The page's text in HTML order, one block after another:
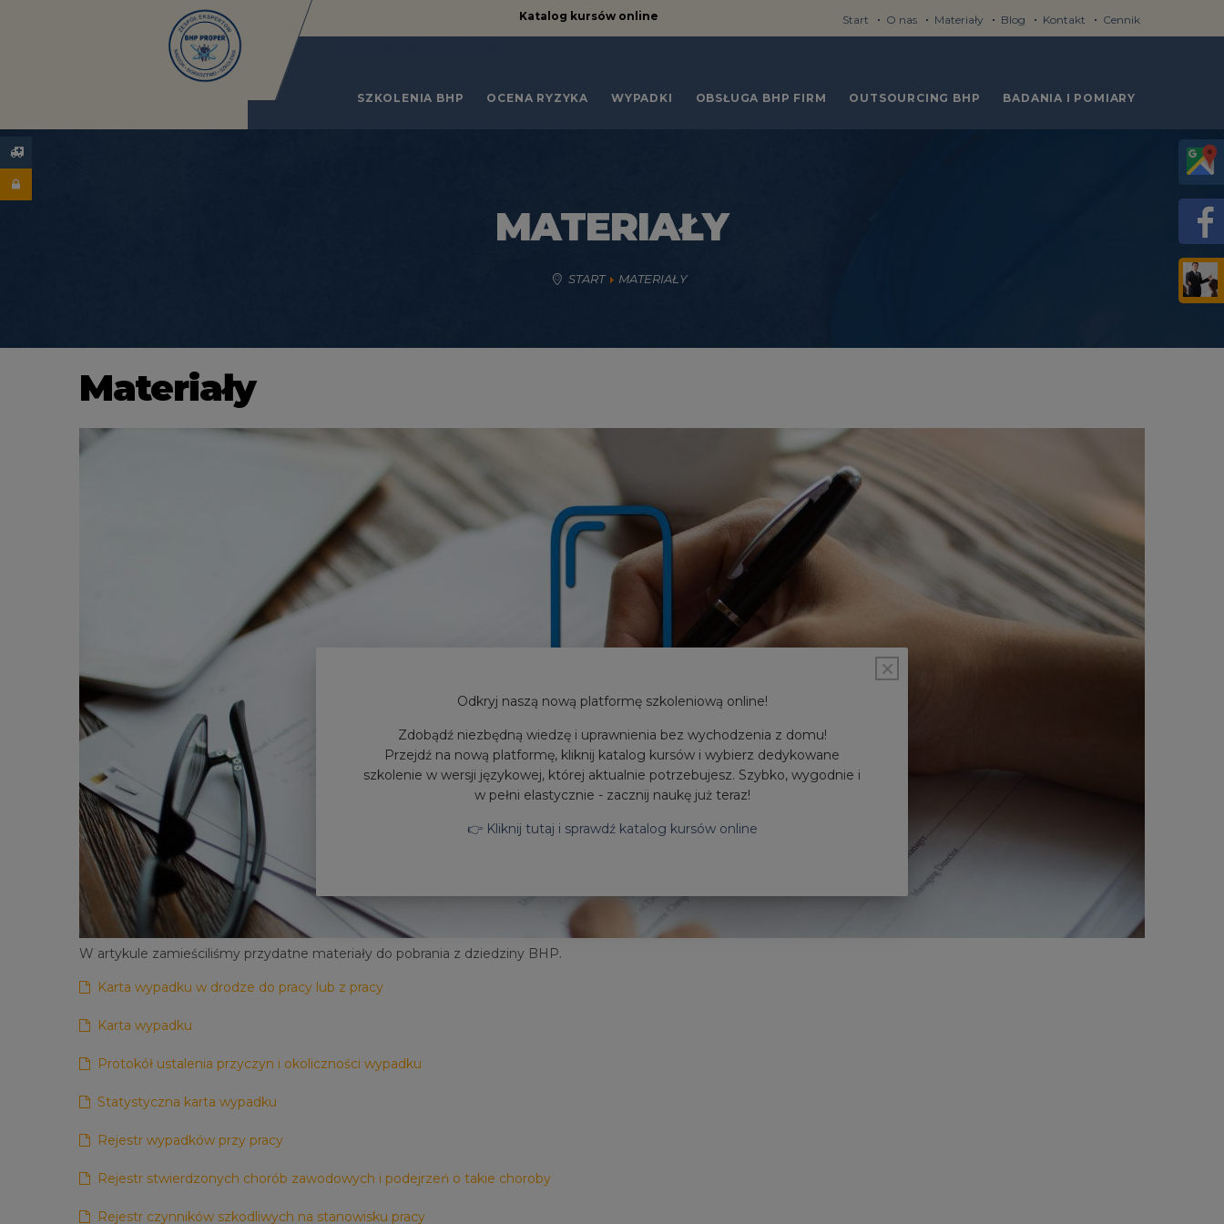
Start O nas Materiały Blog Kontakt Cennik
Katalog kursów online
SZKOLENIA BHP OCENA RYZYKA WYPADKI OBSŁUGA BHP FIRM OUTSOURCING BHP BADANIA I POMIARY
MATERIAŁY
START MATERIAŁY
Materiały
W artykule zamieściliśmy przydatne materiały do pobrania z dziedziny BHP.
Karta wypadku w drodze do pracy lub z pracy
Karta wypadku
Protokół ustalenia przyczyn i okoliczności wypadku
Statystyczna karta wypadku
Rejestr wypadków przy pracy
Rejestr stwierdzonych chorób zawodowych i podejrzeń o takie choroby
Rejestr czynników szkodliwych na stanowisku pracy
×
Odkryj naszą nową platformę szkoleniową online!
Zdobądź niezbędną wiedzę i uprawnienia bez wychodzenia z domu!
Przejdź na nową platformę, kliknij katalog kursów i wybierz dedykowane
szkolenie w wersji językowej, której aktualnie potrzebujesz. Szybko, wygodnie i
w pełni elastycznie - zacznij naukę już teraz!
👉 Kliknij tutaj i sprawdź katalog kursów online